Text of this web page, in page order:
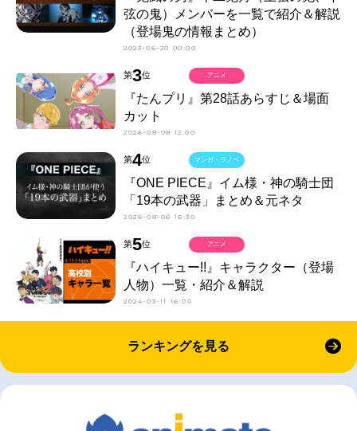
弦の鬼）メンバーを一覧で紹介＆解説
（登場鬼の情報まとめ）
2023-06-20 00:00
第3位
『たんプリ』第28話あらすじ＆場面
カット
2026-08-08 12:00
アニメ
第4位
『ONE PIECE』イム様・神の騎士団
「19本の武器」まとめ＆元ネタ
2026-08-06 16:30
マンガ・ラノベ
第5位
『ハイキュー!!』キャラクター（登場
人物）一覧・紹介＆解説
2024-03-11 16:00
アニメ
ランキングを見る